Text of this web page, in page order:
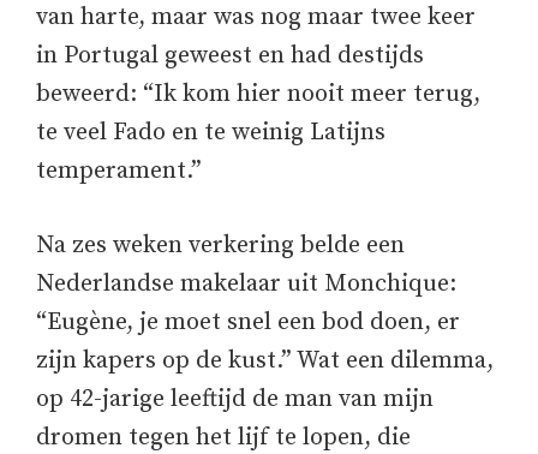
van harte, maar was nog maar twee keer
in Portugal geweest en had destijds
beweerd: “Ik kom hier nooit meer terug,
te veel Fado en te weinig Latijns
temperament.”
Na zes weken verkering belde een
Nederlandse makelaar uit Monchique:
“Eugène, je moet snel een bod doen, er
zijn kapers op de kust.” Wat een dilemma,
op 42-jarige leeftijd de man van mijn
dromen tegen het lijf te lopen, die